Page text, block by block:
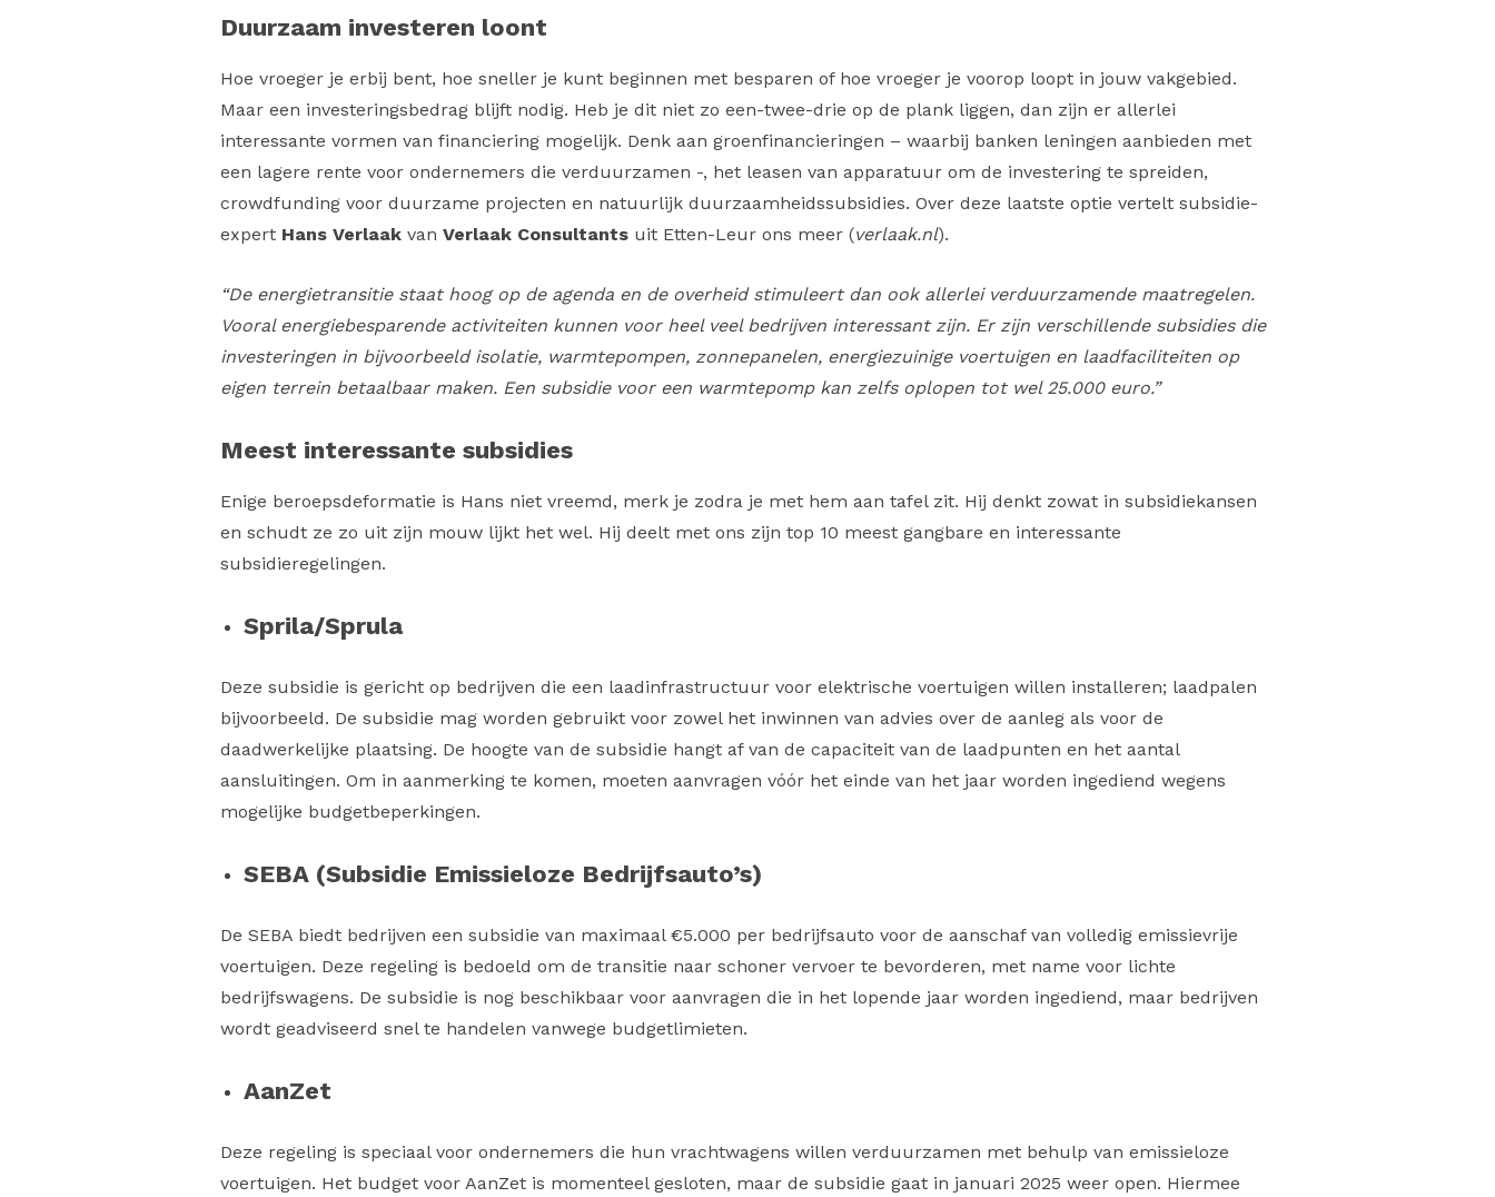
Duurzaam investeren loont
Hoe vroeger je erbij bent, hoe sneller je kunt beginnen met besparen of hoe vroeger je voorop loopt in jouw vakgebied.
Maar een investeringsbedrag blijft nodig. Heb je dit niet zo een-twee-drie op de plank liggen, dan zijn er allerlei
interessante vormen van financiering mogelijk. Denk aan groenfinancieringen – waarbij banken leningen aanbieden met
een lagere rente voor ondernemers die verduurzamen -, het leasen van apparatuur om de investering te spreiden,
crowdfunding voor duurzame projecten en natuurlijk duurzaamheidssubsidies. Over deze laatste optie vertelt subsidie-
expert Hans Verlaak van Verlaak Consultants uit Etten-Leur ons meer (verlaak.nl).
“De energietransitie staat hoog op de agenda en de overheid stimuleert dan ook allerlei verduurzamende maatregelen.
Vooral energiebesparende activiteiten kunnen voor heel veel bedrijven interessant zijn. Er zijn verschillende subsidies die
investeringen in bijvoorbeeld isolatie, warmtepompen, zonnepanelen, energiezuinige voertuigen en laadfaciliteiten op
eigen terrein betaalbaar maken. Een subsidie voor een warmtepomp kan zelfs oplopen tot wel 25.000 euro.”
Meest interessante subsidies
Enige beroepsdeformatie is Hans niet vreemd, merk je zodra je met hem aan tafel zit. Hij denkt zowat in subsidiekansen
en schudt ze zo uit zijn mouw lijkt het wel. Hij deelt met ons zijn top 10 meest gangbare en interessante
subsidieregelingen.
Sprila/Sprula
Deze subsidie is gericht op bedrijven die een laadinfrastructuur voor elektrische voertuigen willen installeren; laadpalen
bijvoorbeeld. De subsidie mag worden gebruikt voor zowel het inwinnen van advies over de aanleg als voor de
daadwerkelijke plaatsing. De hoogte van de subsidie hangt af van de capaciteit van de laadpunten en het aantal
aansluitingen. Om in aanmerking te komen, moeten aanvragen vóór het einde van het jaar worden ingediend wegens
mogelijke budgetbeperkingen​.
SEBA (Subsidie Emissieloze Bedrijfsauto’s)
De SEBA biedt bedrijven een subsidie van maximaal €5.000 per bedrijfsauto voor de aanschaf van volledig emissievrije
voertuigen. Deze regeling is bedoeld om de transitie naar schoner vervoer te bevorderen, met name voor lichte
bedrijfswagens. De subsidie is nog beschikbaar voor aanvragen die in het lopende jaar worden ingediend, maar bedrijven
wordt geadviseerd snel te handelen vanwege budgetlimieten​.
AanZet
Deze regeling is speciaal voor ondernemers die hun vrachtwagens willen verduurzamen met behulp van emissieloze
voertuigen. Het budget voor AanZet is momenteel gesloten, maar de subsidie gaat in januari 2025 weer open. Hiermee